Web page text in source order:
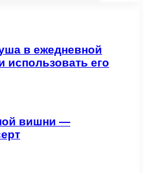
в ежедневной
использовать его
вишни —